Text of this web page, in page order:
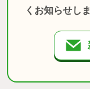
くお知らせし